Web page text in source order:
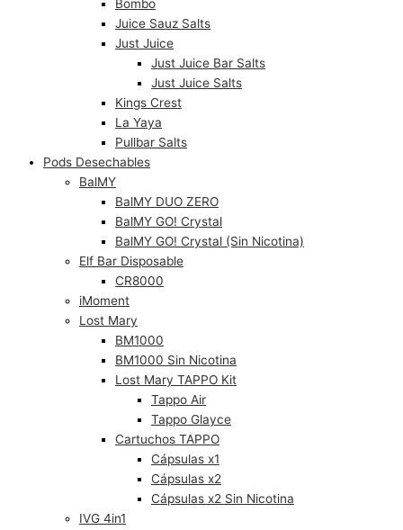
Bombo
Juice Sauz Salts
Just Juice
Just Juice Bar Salts
Just Juice Salts
Kings Crest
La Yaya
Pullbar Salts
Pods Desechables
BalMY
BalMY DUO ZERO
BalMY GO! Crystal
BalMY GO! Crystal (Sin Nicotina)
Elf Bar Disposable
CR8000
iMoment
Lost Mary
BM1000
BM1000 Sin Nicotina
Lost Mary TAPPO Kit
Tappo Air
Tappo Glayce
Cartuchos TAPPO
Cápsulas x1
Cápsulas x2
Cápsulas x2 Sin Nicotina
IVG 4in1